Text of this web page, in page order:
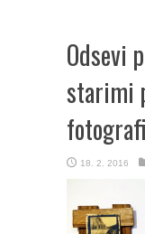
Odsevi
starimi
18. 2. 2016